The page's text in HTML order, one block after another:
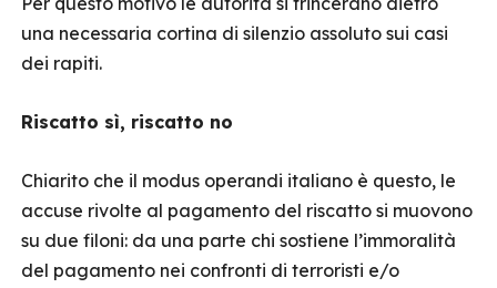
una necessaria cortina di silenzio assoluto sui casi
dei rapiti.
Riscatto sì, riscatto no
Chiarito che il modus operandi italiano è questo, le
accuse rivolte al pagamento del riscatto si muovono
su due filoni: da una parte chi sostiene l’immoralità
del pagamento nei confronti di terroristi e/o